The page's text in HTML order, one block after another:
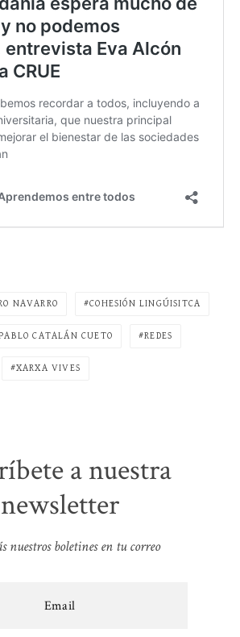
NAVARRO COHESIÓN LINGÚISITCA
CATALÁN CUETO REDES
XARXA VIVES
a nuestra
newsletter
nuestros boletines en tu correo